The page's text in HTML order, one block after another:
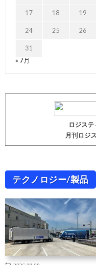
17 18 19
24 25 26
31
« 7月
ロジス
月刊ロジ
テクノロジー/製品